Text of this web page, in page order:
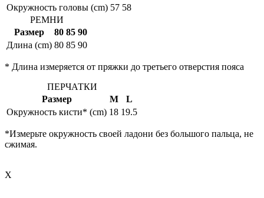
Окружность головы (cm) 57 58
РЕМНИ
Размер
80 85 90
Длина (cm) 80 85 90
* Длина измеряется от пряжки до третьего отверстия пояса
ПЕРЧАТКИ
Размер
M
L
Окружность кисти* (cm) 18 19.5
*Измерьте окружность своей ладони без большого пальца, не
сжимая.
X